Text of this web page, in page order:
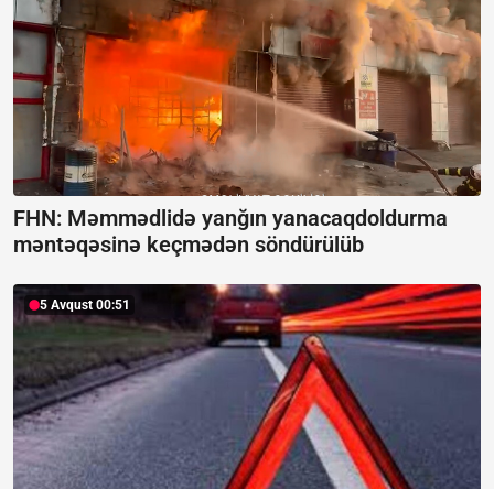
FHN: Məmmədlidə yanğın yanacaqdoldurma
məntəqəsinə keçmədən söndürülüb
5 Avqust 00:51